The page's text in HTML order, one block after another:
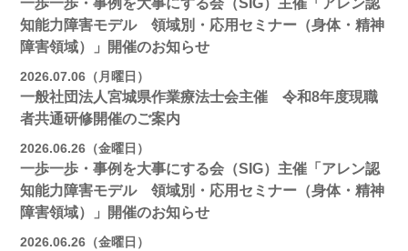
一歩一歩・事例を大事にする会（SIG）主催「アレン認
知能力障害モデル 領域別・応用セミナー（身体・精神
障害領域）」開催のお知らせ
2026.07.06（月曜日）
一般社団法人宮城県作業療法士会主催 令和8年度現職
者共通研修開催のご案内
2026.06.26（金曜日）
一歩一歩・事例を大事にする会（SIG）主催「アレン認
知能力障害モデル 領域別・応用セミナー（身体・精神
障害領域）」開催のお知らせ
2026.06.26（金曜日）